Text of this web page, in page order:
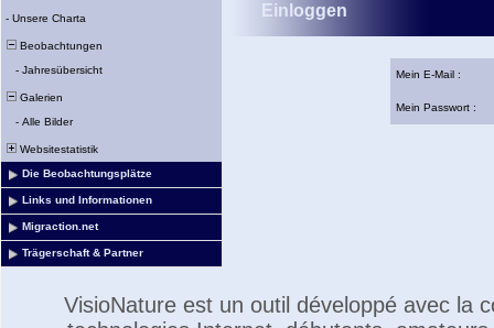
- Unsere Charta
Beobachtungen
- Jahresübersicht
Galerien
- Alle Bilder
Websitestatistik
Die Beobachtungsplätze
Links und Informationen
Migraction.net
Trägerschaft & Partner
Einloggen
Mein E-Mail :
Mein Passwort :
VisioNature est un outil développé avec la